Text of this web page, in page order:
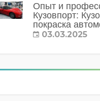
Опыт и
Кузовпорт:
покраска
03.03.2025